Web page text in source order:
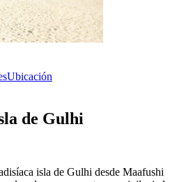
Ubicación
de Gulhi
isla de Gulhi desde Maafushi